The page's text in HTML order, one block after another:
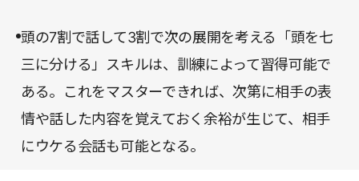
頭の7割で話して3割で次の展開を考える「頭を七
三に分ける」スキルは、訓練によって習得可能で
ある。これをマスターできれば、次第に相手の表
情や話した内容を覚えておく余裕が生じて、相手
にウケる会話も可能となる。